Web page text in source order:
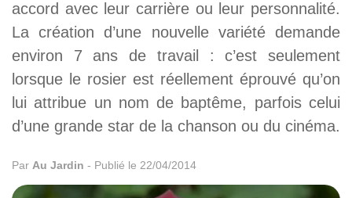
accord avec leur carrière ou leur personnalité.
La création d’une nouvelle variété demande
environ 7 ans de travail : c’est seulement
lorsque le rosier est réellement éprouvé qu’on
lui attribue un nom de baptême, parfois celui
d’une grande star de la chanson ou du cinéma.
Par Au Jardin - Publié le 22/04/2014